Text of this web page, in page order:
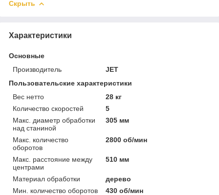
Скрыть
Характеристики
Основные
Производитель
JET
Пользовательские характеристики
Вес нетто
28 кг
Количество скоростей
5
Макс. диаметр обработки
над станиной
305 мм
Макс. количество
оборотов
2800 об/мин
Макс. расстояние между
центрами
510 мм
Материал обработки
дерево
Мин. количество оборотов
430 об/мин